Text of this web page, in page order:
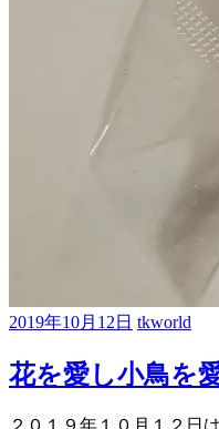
2019年10月12日 tkworld
花を愛し小鳥を
２０１９年１０月１２日